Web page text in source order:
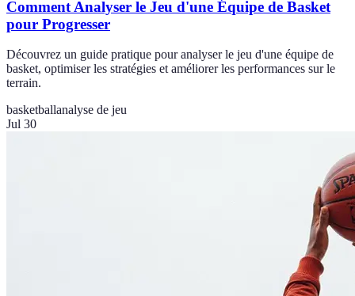
Comment Analyser le Jeu d'une Équipe de Basket
pour Progresser
Découvrez un guide pratique pour analyser le jeu d'une équipe de
basket, optimiser les stratégies et améliorer les performances sur le
terrain.
basketballanalyse de jeu
Jul 30